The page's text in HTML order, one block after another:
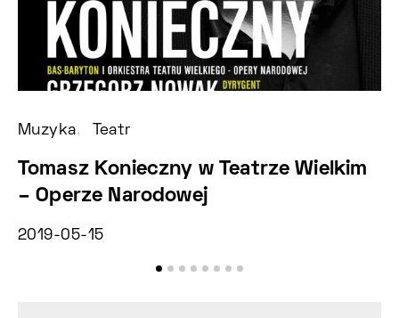
Muzyka Teatr
Tomasz Konieczny w Teatrze Wielkim
– Operze Narodowej
2019-05-15